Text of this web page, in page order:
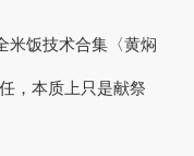
米饭技术合集〈黄焖
，本质上只是献祭